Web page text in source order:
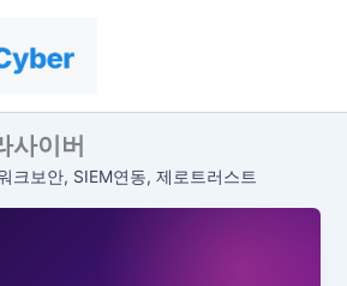
사이버
크보안, SIEM연동, 제로트러스트